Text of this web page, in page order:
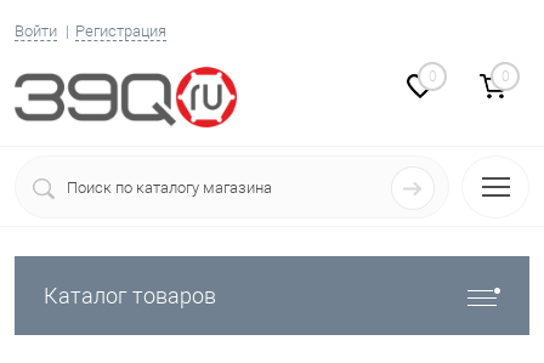
Войти Регистрация
0 0
Каталог товаров